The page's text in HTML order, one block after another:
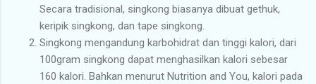
Secara tradisional, singkong biasanya dibuat gethuk,
keripik singkong, dan tape singkong.
Singkong mengandung karbohidrat dan tinggi kalori, dari
100gram singkong dapat menghasilkan kalori sebesar
160 kalori. Bahkan menurut Nutrition and You, kalori pada